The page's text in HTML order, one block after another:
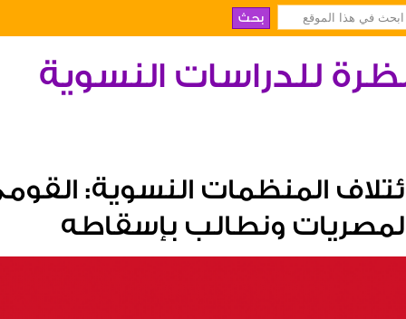
للدراسات النسوية
المنظمات النسوية:
ونطالب بإسقاطه